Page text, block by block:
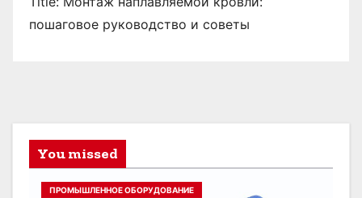
пошаговое руководство и советы
You missed
ПРОМЫШЛЕННОЕ ОБОРУДОВАНИЕ